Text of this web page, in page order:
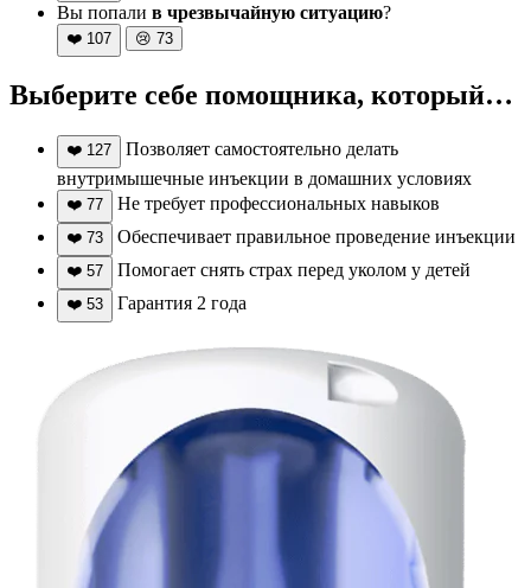
Вы попали в чрезвычайную ситуацию?
❤️ 107 😢 73
Выберите себе помощника, который…
❤️ 127
Позволяет самостоятельно делать
внутримышечные инъекции в домашних условиях
❤️ 77 Не требует профессиональных навыков
❤️ 73 Обеспечивает правильное проведение инъекции
❤️ 57 Помогает снять страх перед уколом у детей
❤️ 53 Гарантия 2 года